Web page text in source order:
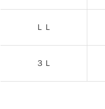
ＬＬ
３Ｌ